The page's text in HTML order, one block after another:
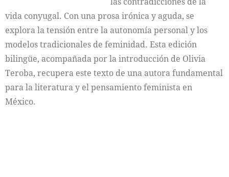
vida conyugal. Con una prosa irónica y aguda, se
explora la tensión entre la autonomía personal y los
modelos tradicionales de feminidad. Esta edición
bilingüe, acompañada por la introducción de Olivia
Teroba, recupera este texto de una autora fundamental
para la literatura y el pensamiento feminista en
México.